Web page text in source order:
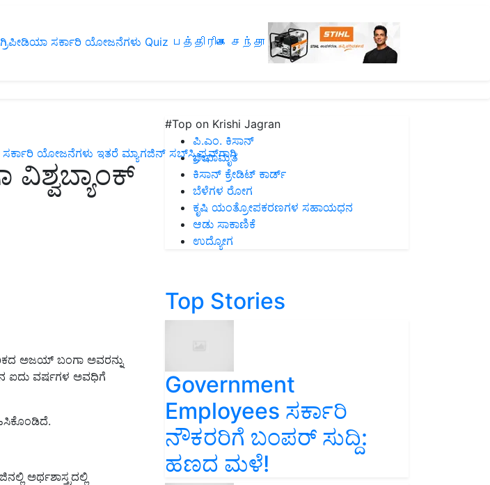
ಸರ್ಕಾರಿ ಯೋಜನೆಗಳು Quiz பத்திரிகை சந்தா
ಸರ್ಕಾರಿ ಯೋಜನೆಗಳು ಇತರೆ ಮ್ಯಾಗಜಿನ್‌ ಸಬ್‌ಸ್ಕ್ರಿಪ್ಷನ್‌ಗಾಗಿ
ಅಜಯ್ ಬಂಗಾ ಅವರನ್ನು
ಐದು ವರ್ಷಗಳ ಅವಧಿಗೆ
ಅರ್ಥಶಾಸ್ತ್ರದಲ್ಲಿ
#Top on Krishi Jagran
ಪಿ.ಎಂ. ಕಿಸಾನ್
ಜೀವಾಮೃತ
ಕಿಸಾನ್ ಕ್ರೇಡಿಟ್ ಕಾರ್ಡ್
ಬೆಳೆಗಳ ರೋಗ
ಕೃಷಿ ಯಂತ್ರೋಪಕರಣಗಳ ಸಹಾಯಧನ
ಆಡು ಸಾಕಾಣಿಕೆ
ಉದ್ಯೋಗ
Top Stories
Government
Employees ಸರ್ಕಾರಿ
ನೌಕರರಿಗೆ ಬಂಪರ್‌ ಸುದ್ದಿ:
ಹಣದ ಮಳೆ!